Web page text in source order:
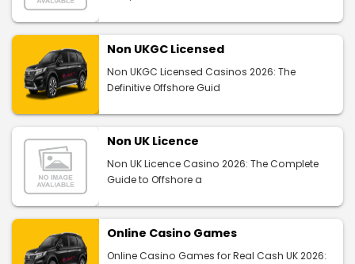
Non UKGC Licensed
Non UKGC Licensed Casinos 2026: The
Definitive Offshore Guid
Non UK Licence
Non UK Licence Casino 2026: The Complete
Guide to Offshore a
Online Casino Games
Online Casino Games for Real Cash UK 2026: